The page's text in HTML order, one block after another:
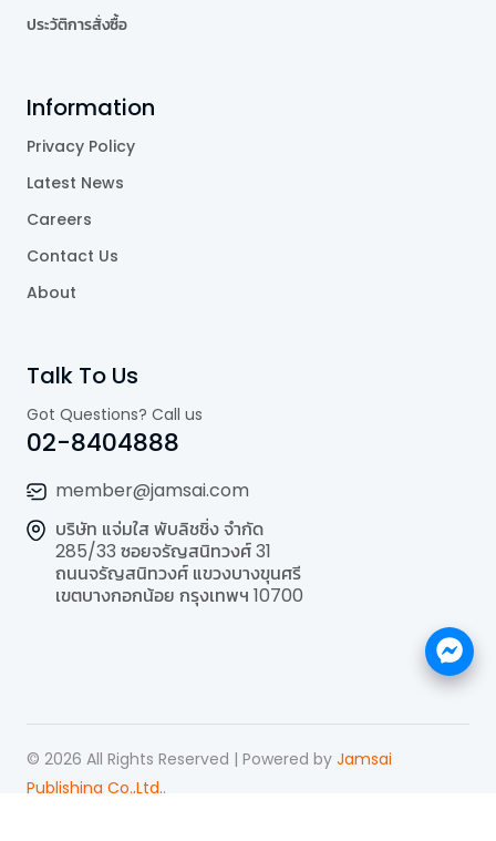
ประวัติการสั่งซื้อ
Information
Privacy Policy
Latest News
Careers
Contact Us
About
Talk To Us
Got Questions? Call us
02-8404888
member@jamsai.com
บริษัท แจ่มใส พับลิชชิ่ง จำกัด
285/33 ซอยจรัญสนิทวงศ์ 31
ถนนจรัญสนิทวงศ์ แขวงบางขุนศรี
เขตบางกอกน้อย กรุงเทพฯ 10700
© 2026 All Rights Reserved | Powered by Jamsai
Publishing Co.,Ltd..